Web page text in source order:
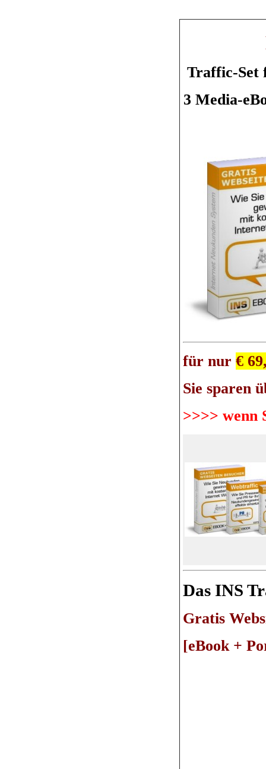
Traffic-Set
3 Media-
für nur €
Sie sparen
>>>> wenn
Das INS
Gratis
[eBook +